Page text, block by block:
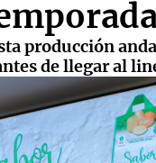
producción
de llegar al